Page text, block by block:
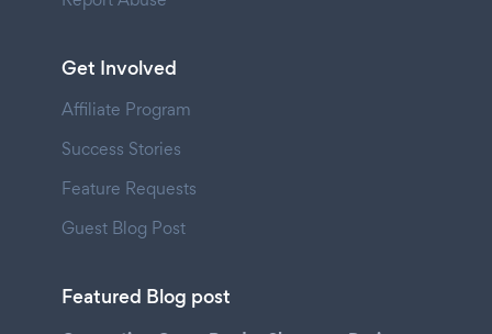
Get Involved
Affiliate Program
Success Stories
Feature Requests
Guest Blog Post
Featured Blog post